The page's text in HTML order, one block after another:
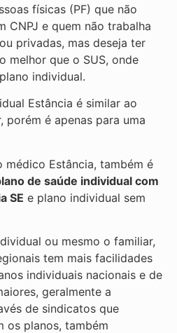
físicas (PF) que não
CNPJ e quem não trabalha
privadas, mas deseja ter
melhor que o SUS, onde
individual.
Estância é similar ao
porém é apenas para uma
médico Estância, também é
de saúde individual com
SE e plano individual sem
ou mesmo o familiar,
tem mais facilidades
individuais nacionais e de
geralmente a
de sindicatos que
os planos, também